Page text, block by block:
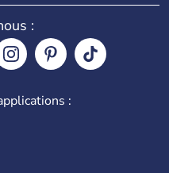
:
: